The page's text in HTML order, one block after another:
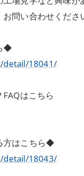
問い合わせくださ
◆
detail/18041/
はこちら
方はこちら◆
detail/18043/